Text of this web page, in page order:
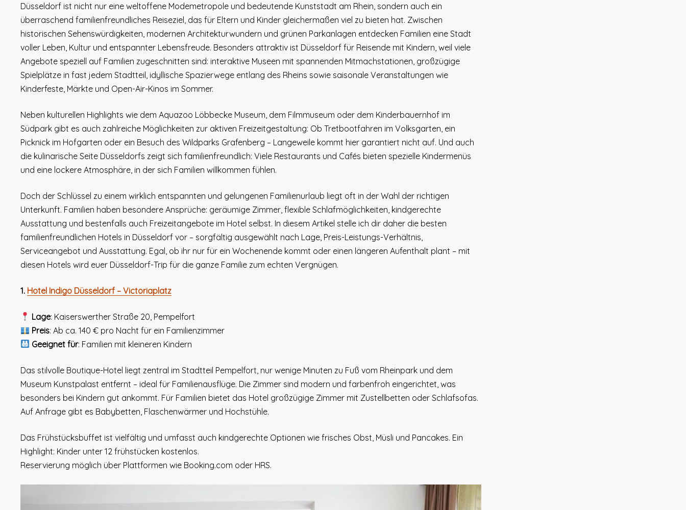
Düsseldorf ist nicht nur eine weltoffene Modemetropole und bedeutende Kunststadt am Rhein, sondern auch ein
überraschend familienfreundliches Reiseziel, das für Eltern und Kinder gleichermaßen viel zu bieten hat. Zwischen
historischen Sehenswürdigkeiten, modernen Architekturwundern und grünen Parkanlagen entdecken Familien eine Stadt
voller Leben, Kultur und entspannter Lebensfreude. Besonders attraktiv ist Düsseldorf für Reisende mit Kindern, weil viele
Angebote speziell auf Familien zugeschnitten sind: interaktive Museen mit spannenden Mitmachstationen, großzügige
Spielplätze in fast jedem Stadtteil, idyllische Spazierwege entlang des Rheins sowie saisonale Veranstaltungen wie
Kinderfeste, Märkte und Open-Air-Kinos im Sommer.
Neben kulturellen Highlights wie dem Aquazoo Löbbecke Museum, dem Filmmuseum oder dem Kinderbauernhof im
Südpark gibt es auch zahlreiche Möglichkeiten zur aktiven Freizeitgestaltung: Ob Tretbootfahren im Volksgarten, ein
Picknick im Hofgarten oder ein Besuch des Wildparks Grafenberg – Langeweile kommt hier garantiert nicht auf. Und auch
die kulinarische Seite Düsseldorfs zeigt sich familienfreundlich: Viele Restaurants und Cafés bieten spezielle Kindermenüs
und eine lockere Atmosphäre, in der sich Familien willkommen fühlen.
Doch der Schlüssel zu einem wirklich entspannten und gelungenen Familienurlaub liegt oft in der Wahl der richtigen
Unterkunft. Familien haben besondere Ansprüche: geräumige Zimmer, flexible Schlafmöglichkeiten, kindgerechte
Ausstattung und bestenfalls auch Freizeitangebote im Hotel selbst. In diesem Artikel stelle ich dir daher die besten
familienfreundlichen Hotels in Düsseldorf vor – sorgfältig ausgewählt nach Lage, Preis-Leistungs-Verhältnis,
Serviceangebot und Ausstattung. Egal, ob ihr nur für ein Wochenende kommt oder einen längeren Aufenthalt plant – mit
diesen Hotels wird euer Düsseldorf-Trip für die ganze Familie zum echten Vergnügen.
1. Hotel Indigo Düsseldorf – Victoriaplatz
Lage: Kaiserswerther Straße 20, Pempelfort
Preis: Ab ca. 140 € pro Nacht für ein Familienzimmer
Geeignet für: Familien mit kleineren Kindern
Das stilvolle Boutique-Hotel liegt zentral im Stadtteil Pempelfort, nur wenige Minuten zu Fuß vom Rheinpark und dem
Museum Kunstpalast entfernt – ideal für Familienausflüge. Die Zimmer sind modern und farbenfroh eingerichtet, was
besonders bei Kindern gut ankommt. Für Familien bietet das Hotel großzügige Zimmer mit Zustellbetten oder Schlafsofas.
Auf Anfrage gibt es Babybetten, Flaschenwärmer und Hochstühle.
Das Frühstücksbuffet ist vielfältig und umfasst auch kindgerechte Optionen wie frisches Obst, Müsli und Pancakes. Ein
Highlight: Kinder unter 12 frühstücken kostenlos.
Reservierung möglich über Plattformen wie Booking.com oder HRS.